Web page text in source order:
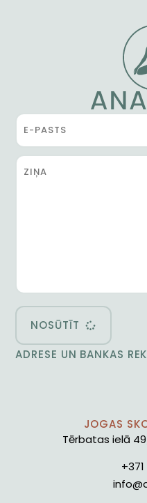
NOSŪTĪT
ADRESE UN BANKAS
JOGAS
Tērbatas ielā